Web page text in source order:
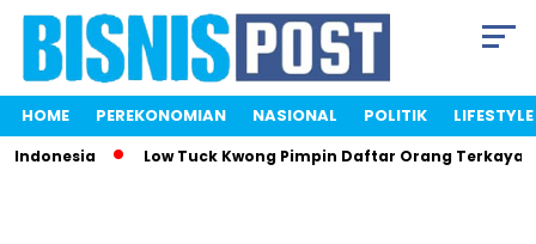
HOME PEREKONOMIAN NASIONAL POLITIK LIFESTYLE
Low Tuck Kwong Pimpin Daftar Orang Terkaya